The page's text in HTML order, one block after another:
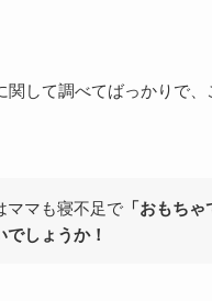
して調べてばっかりで、
ママも寝不足で 「おもち
しょうか！